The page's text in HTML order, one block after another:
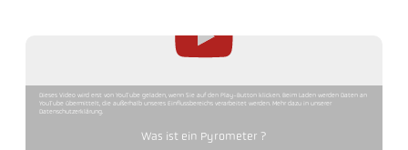
Dieses Video wird erst von YouTube geladen, wenn Sie auf den Play-Button klicken. Beim Laden werden Daten an
YouTube übermittelt, die außerhalb unseres Einflussbereichs verarbeitet werden. Mehr dazu in unserer
Datenschutzerklärung.
Was ist ein Pyrometer ?